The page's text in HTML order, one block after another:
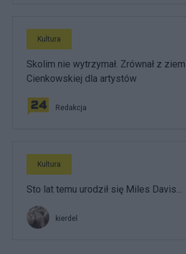
Kultura
Skolim nie wytrzymał. Zrównał z
Cienkowskiej dla artystów
Redakcja
Kultura
Sto lat temu urodził się Miles Davis...
kierdel